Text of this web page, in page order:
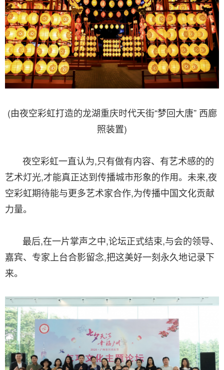
(由夜空彩虹打造的龙湖重庆时代天街“梦回大唐” 西廊
照装置)
夜空彩虹一直认为,只有做有内容、有艺术感的的
艺术灯光,才能真正达到传播城市形象的作用。未来,夜
空彩虹期待能与更多艺术家合作,为传播中国文化贡献
力量。
最后,在一片掌声之中,论坛正式结束,与会的领导、
嘉宾、专家上台合影留念,把这美好一刻永久地记录下
来。